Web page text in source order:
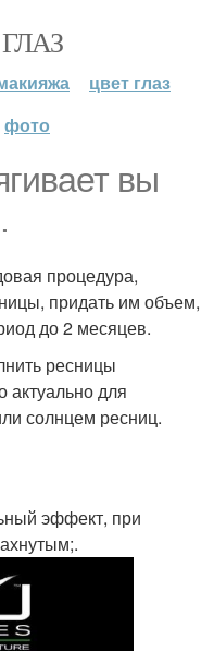
цвет глаз
фото
вы
процедура,
придать им объем,
до 2 месяцев.
ресницы
актуально для
солнцем ресниц.
эффект, при